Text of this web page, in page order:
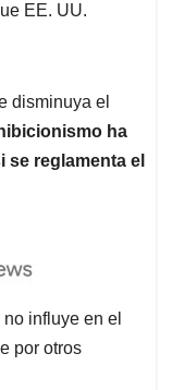
EE. UU.
disminuya el
ha
reglamenta el
influye en el
por otros